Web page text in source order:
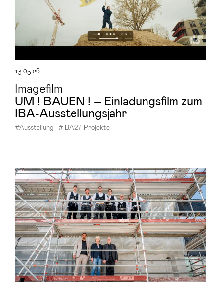
13.05.26
Imagefilm
UM ! BAUEN ! – Ein­la­dungs­film zum
IBA-​Ausstellungsjahr
#Ausstellung #IBA'27-Projekte